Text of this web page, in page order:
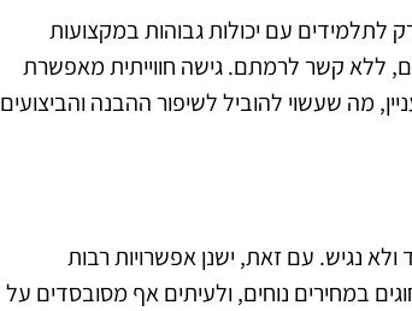
לתלמידים עם יכולות גבוהות במקצועות
ללא קשר לרמתם. גישה חווייתית מאפשרת
מה שעשוי להוביל לשיפור ההבנה והביצועים
ולא נגיש. עם זאת, ישנן אפשרויות רבות
במחירים נוחים, ולעיתים אף מסובסדים על